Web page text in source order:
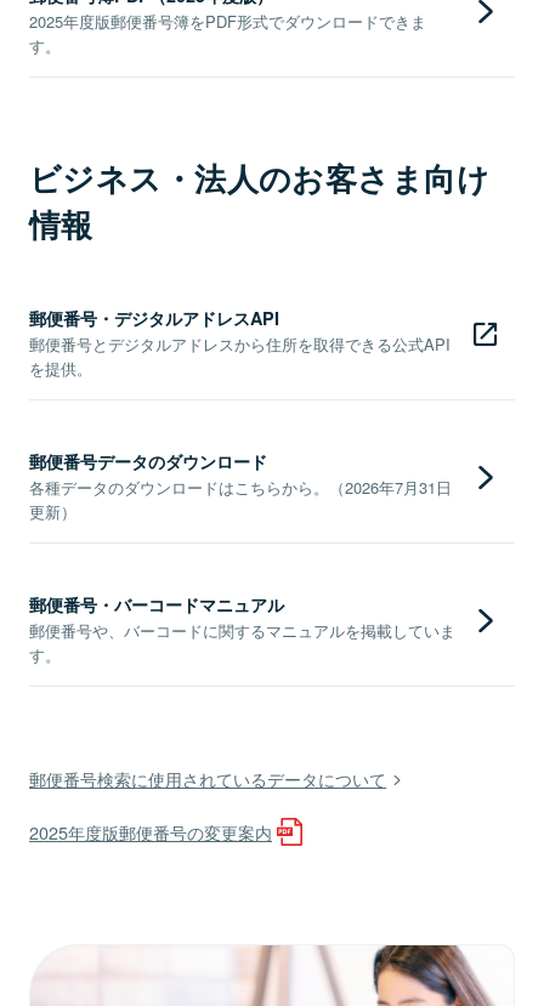
2025年度版郵便番号簿をPDF形式でダウンロードできま
す。
ビジネス・法人のお客さま向け
情報
郵便番号・デジタルアドレスAPI
郵便番号とデジタルアドレスから住所を取得できる公式API
を提供。
郵便番号データのダウンロード
各種データのダウンロードはこちらから。（2026年7月31日
更新）
郵便番号・バーコードマニュアル
郵便番号や、バーコードに関するマニュアルを掲載していま
す。
郵便番号検索に使用されているデータについて
2025年度版郵便番号の変更案内